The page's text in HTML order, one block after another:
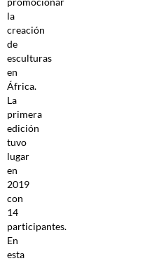
la
creación
de
esculturas
en
África.
La
primera
edición
tuvo
lugar
en
2019
con
14
participantes.
En
esta